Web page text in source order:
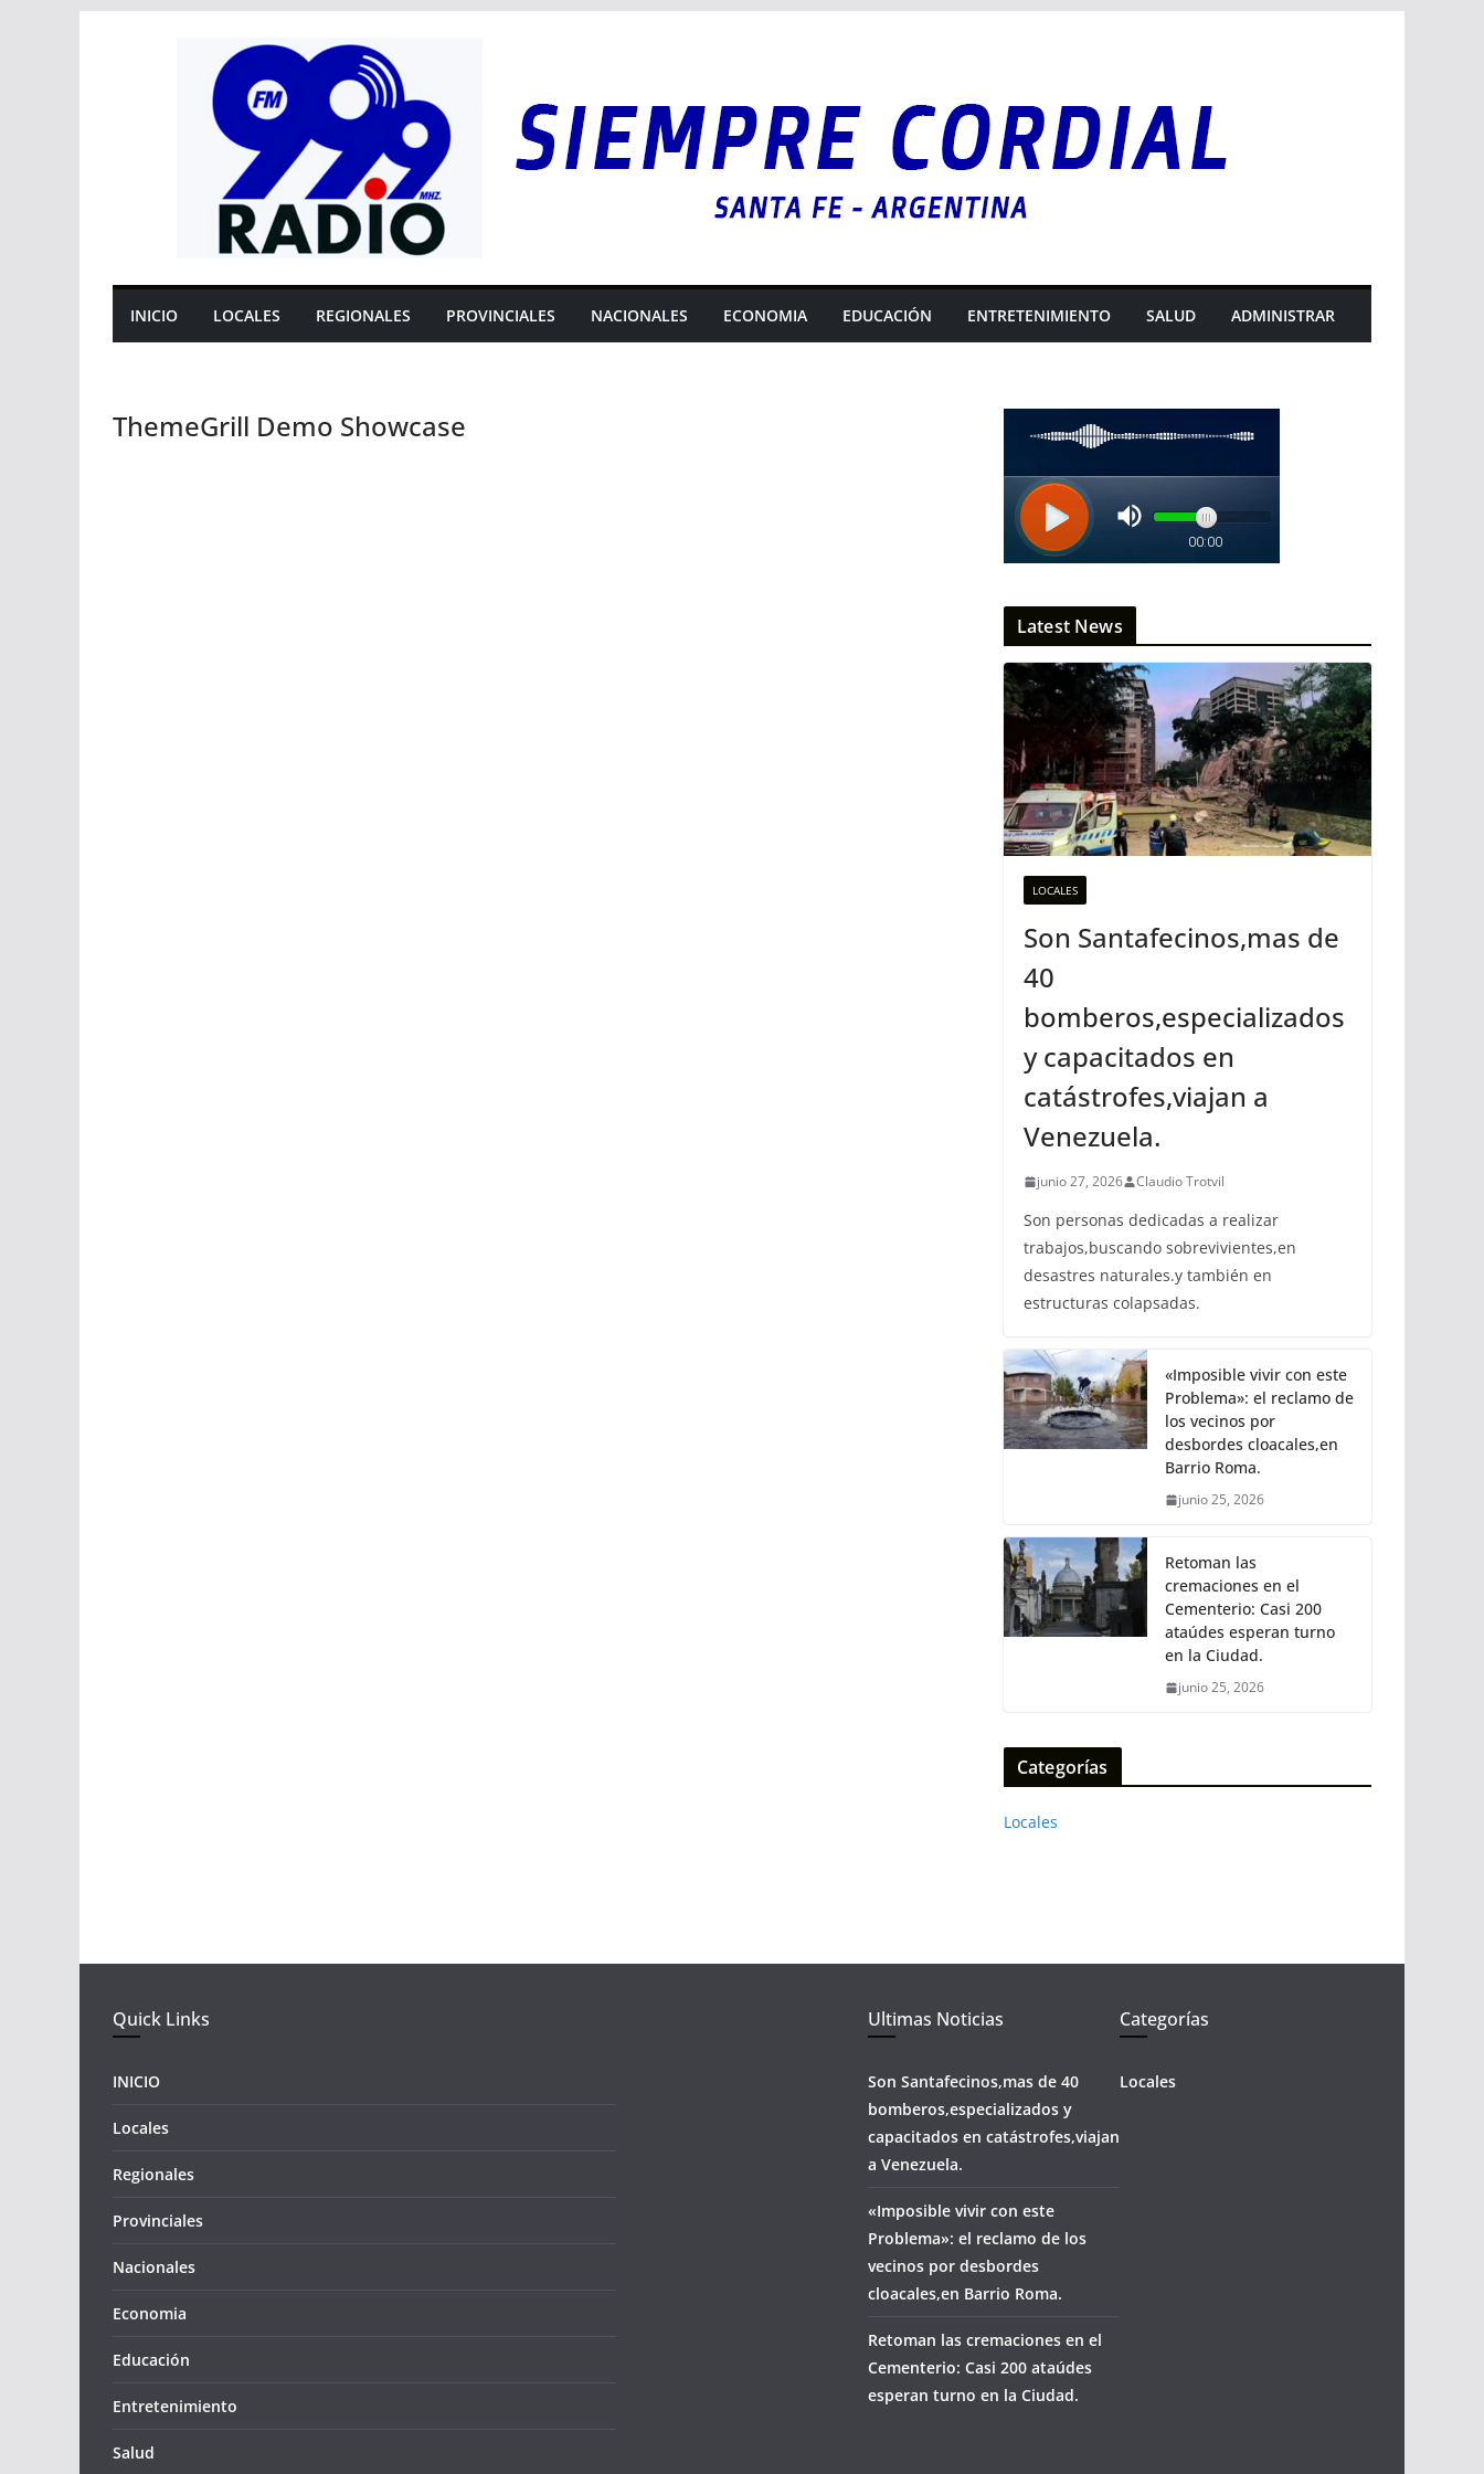
INICIO LOCALES REGIONALES PROVINCIALES NACIONALES ECONOMIA EDUCACIÓN ENTRETENIMIENTO SALUD ADMINISTRAR
ThemeGrill Demo Showcase
Latest News
LOCALES
Son Santafecinos,mas de
40
bomberos,especializados
y capacitados en
catástrofes,viajan a
Venezuela.
junio 27, 2026 Claudio Trotvil
Son personas dedicadas a realizar
trabajos,buscando sobrevivientes,en
desastres naturales.y también en
estructuras colapsadas.
«Imposible vivir con este
Problema»: el reclamo de
los vecinos por
desbordes cloacales,en
Barrio Roma.
junio 25, 2026
Retoman las
cremaciones en el
Cementerio: Casi 200
ataúdes esperan turno
en la Ciudad.
junio 25, 2026
Categorías
Locales
Quick Links
INICIO
Locales
Regionales
Provinciales
Nacionales
Economia
Educación
Entretenimiento
Salud
Ultimas Noticias
Son Santafecinos,mas de 40
bomberos,especializados y
capacitados en catástrofes,viajan
a Venezuela.
«Imposible vivir con este
Problema»: el reclamo de los
vecinos por desbordes
cloacales,en Barrio Roma.
Retoman las cremaciones en el
Cementerio: Casi 200 ataúdes
esperan turno en la Ciudad.
Categorías
Locales